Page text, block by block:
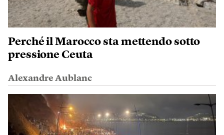
Perché il Marocco sta mettendo sotto
pressione Ceuta
Alexandre Aublanc